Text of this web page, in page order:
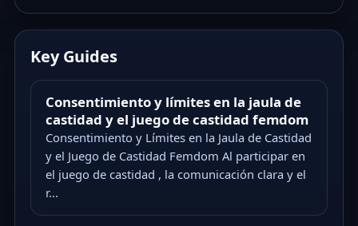
Key Guides
Consentimiento y límites en la jaula de
castidad y el juego de castidad femdom
Consentimiento y Límites en la Jaula de Castidad
y el Juego de Castidad Femdom Al participar en
el juego de castidad , la comunicación clara y el
r...